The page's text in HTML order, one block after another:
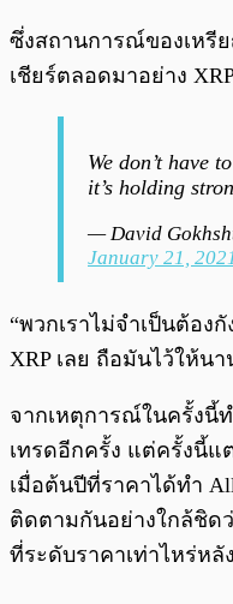
ซึ่งสถานการณ์ของเหรี
เชียร์ตลอดมาอย่าง
We don’t have
it’s holding
— David
January 21,
“พวกเราไม่จำเป็นต้อง
XRP เลย ถือมันไว้ให้น
จากเหตุการณ์ในครั้งนี้
เทรดอีกครั้ง แต่ครั้งนี้แ
เมื่อต้นปีที่ราคาได้ทำ
ติดตามกันอย่างใกล้ชิด
ที่ระดับราคาเท่าไหร่ห